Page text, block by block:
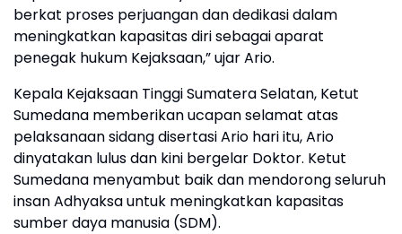
berkat proses perjuangan dan dedikasi dalam
meningkatkan kapasitas diri sebagai aparat
penegak hukum Kejaksaan,” ujar Ario.
Kepala Kejaksaan Tinggi Sumatera Selatan, Ketut
Sumedana memberikan ucapan selamat atas
pelaksanaan sidang disertasi Ario hari itu, Ario
dinyatakan lulus dan kini bergelar Doktor. Ketut
Sumedana menyambut baik dan mendorong seluruh
insan Adhyaksa untuk meningkatkan kapasitas
sumber daya manusia (SDM).